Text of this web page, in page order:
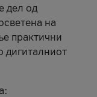
дел од
на
практични
дигиталниот